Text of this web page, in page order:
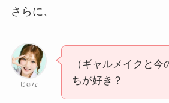
さらに、
じゅな
（ギャルメイクと今
ちが好き？